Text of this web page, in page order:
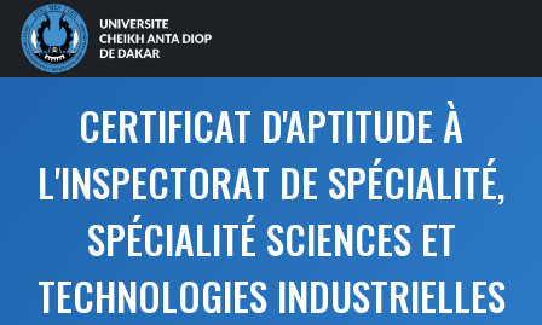
CERTIFICAT D'APTITUDE À
L'INSPECTORAT DE SPÉCIALITÉ,
SPÉCIALITÉ SCIENCES ET
TECHNOLOGIES INDUSTRIELLES